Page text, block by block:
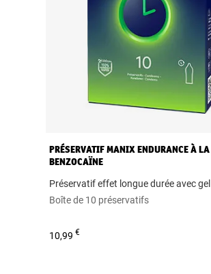
PRÉSERVATIF MANIX ENDURANCE À LA
BENZOCAÏNE
Préservatif effet longue durée avec
Boîte de 10 préservatifs
10,99€